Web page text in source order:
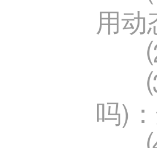
用
吗)